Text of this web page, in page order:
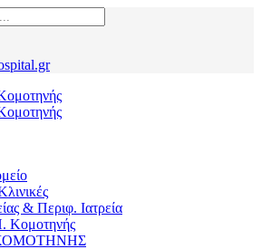
& Περιφ. Ιατρεία